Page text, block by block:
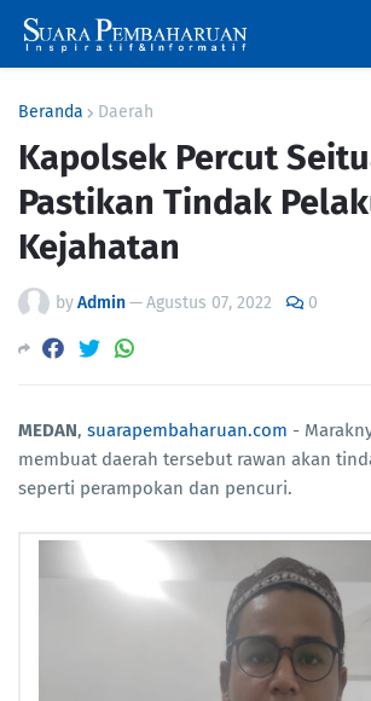
Beranda Daerah
Kapolsek Percut
Pastikan Tindak
Kejahatan
byAdmin—Agustus 07, 2022 0
MEDAN, suarapembaharuan.com -
membuat daerah tersebut rawan akan
seperti perampokan dan pencuri.